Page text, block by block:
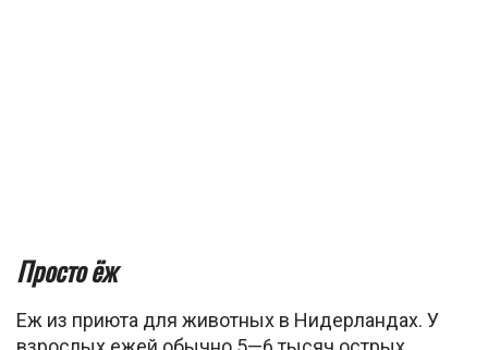
Просто ёж
Еж из приюта для животных в Нидерландах. У